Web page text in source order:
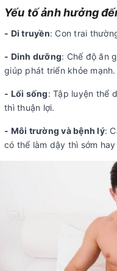
Yếu tố ảnh hưởng
- Di truyền: Con trai
- Dinh dưỡng: Chế độ ăn
giúp phát triển khỏe mạnh.
- Lối sống: Tập luyện thể
thì thuận lợi.
- Môi trường và bệnh lý:
có thể làm dậy thì sớm